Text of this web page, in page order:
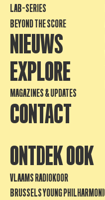
LAB-SERIES
BEYOND THE SCORE
NIEUWS
EXPLORE
MAGAZINES & UPDATES
CONTACT
ONTDEK OOK
VLAAMS RADIOKOOR
BRUSSELS YOUNG